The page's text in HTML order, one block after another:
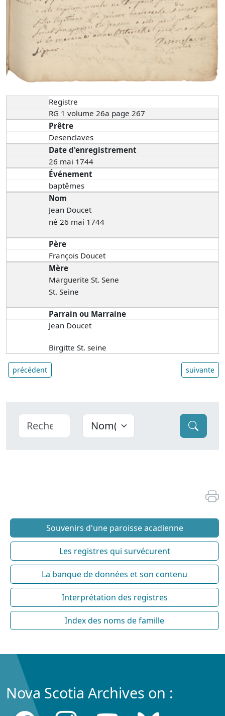
Registre
RG 1 volume 26a page 267
Prêtre
Desenclaves
Date d'enregistrement
26 mai 1744
Événement
baptêmes
Nom
Jean Doucet
né 26 mai 1744
Père
François Doucet
Mère
Marguerite St. Sene
St. Seine
Parrain ou Marraine
Jean Doucet
Birgitte St. seine
précédent suivante
Souvenirs d'une paroisse acadienne
Les registres qui survécurent
La banque de données et son contenu
Interprétation des registres
Index des noms de famille
Nova Scotia Archives on :